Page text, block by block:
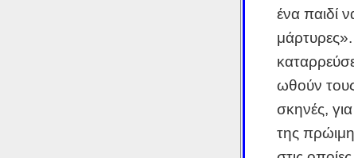
ένα παιδί
ωθούν
σκηνές,
της